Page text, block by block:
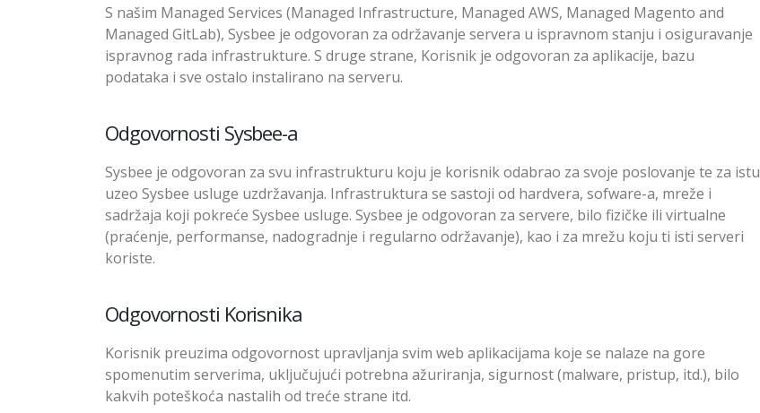
S našim Managed Services (Managed Infrastructure, Managed AWS, Managed Magento and
Managed GitLab), Sysbee je odgovoran za održavanje servera u ispravnom stanju i osiguravanje
ispravnog rada infrastrukture. S druge strane, Korisnik je odgovoran za aplikacije, bazu
podataka i sve ostalo instalirano na serveru.
Odgovornosti Sysbee-a
Sysbee je odgovoran za svu infrastrukturu koju je korisnik odabrao za svoje poslovanje te za istu
uzeo Sysbee usluge uzdržavanja. Infrastruktura se sastoji od hardvera, sofware-a, mreže i
sadržaja koji pokreće Sysbee usluge. Sysbee je odgovoran za servere, bilo fizičke ili virtualne
(praćenje, performanse, nadogradnje i regularno održavanje), kao i za mrežu koju ti isti serveri
koriste.
Odgovornosti Korisnika
Korisnik preuzima odgovornost upravljanja svim web aplikacijama koje se nalaze na gore
spomenutim serverima, uključujući potrebna ažuriranja, sigurnost (malware, pristup, itd.), bilo
kakvih poteškoća nastalih od treće strane itd.